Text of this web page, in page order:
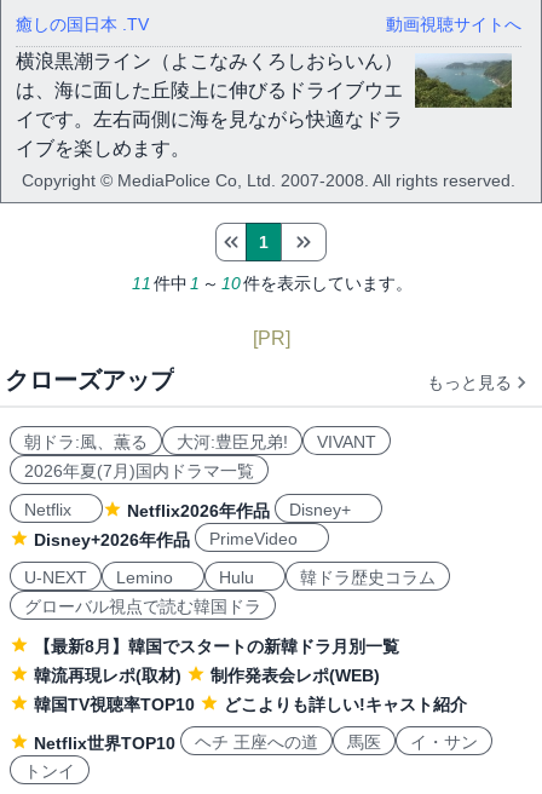
癒しの国日本 .TV 動画視聴サイトへ
横浪黒潮ライン（よこなみくろしおらいん）
は、海に面した丘陵上に伸びるドライブウエ
イです。左右両側に海を見ながら快適なドラ
イブを楽しめます。
Copyright © MediaPolice Co, Ltd. 2007-2008. All rights reserved.
11 件中 1 ～ 10件を表示しています。
1
[PR]
クローズアップ もっと見る
朝ドラ:風、薫る 大河:豊臣兄弟!
VIVANT
2026年夏(7月)国内ドラマ一覧
Netflix
Netflix2026年作品
Disney+
Disney+2026年作品
PrimeVideo
U-NEXT
Lemino Hulu
韓ドラ歴史コラム
グローバル視点で読む韓国ドラ
【最新8月】韓国でスタートの新韓ドラ月別一覧
韓流再現レポ(取材)
制作発表会レポ(WEB)
韓国TV視聴率TOP10
どこよりも詳しい!キャスト紹介
Netflix世界TOP10
ヘチ 王座への道 馬医
イ・サン
トンイ